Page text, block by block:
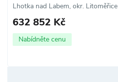
Lhotka nad Labem, okr. Litoměřice
632 852 Kč
Nabídněte cenu